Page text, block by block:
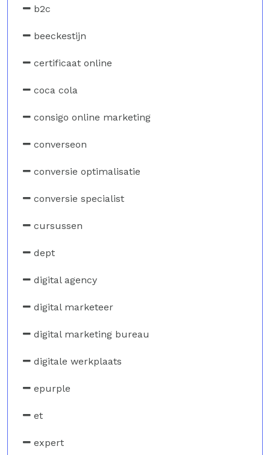
b2c
beeckestijn
certificaat online
coca cola
consigo online marketing
converseon
conversie optimalisatie
conversie specialist
cursussen
dept
digital agency
digital marketeer
digital marketing bureau
digitale werkplaats
epurple
et
expert